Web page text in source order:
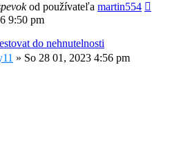
od používateľa martin554
9:50 pm
do nehnutelnosti
» So 28 01, 2023 4:56 pm